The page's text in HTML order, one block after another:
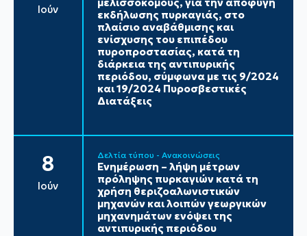
Ιούν
μελισσοκόμους, για την αποφυγή
εκδήλωσης πυρκαγιάς, στο
πλαίσιο αναβάθμισης και
ενίσχυσης του επιπέδου
πυροπροστασίας, κατά τη
διάρκεια της αντιπυρικής
περιόδου, σύμφωνα με τις 9/2024
και 19/2024 Πυροσβεστικές
Διατάξεις
8
Ιούν
Δελτία τύπου - Ανακοινώσεις
Ενημέρωση – λήψη μέτρων
πρόληψης πυρκαγιών κατά τη
χρήση θεριζοαλωνιστικών
μηχανών και λοιπών γεωργικών
μηχανημάτων ενόψει της
αντιπυρικής περιόδου